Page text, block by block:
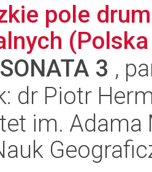
pole
SONATA 3 ,
dr Piotr
im.